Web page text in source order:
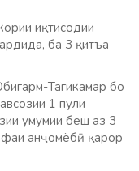
иқтисодии
ба 3 қитъа
Тагикамар бо
1 пули
умумии беш аз 3
анҷомёбӣ қарор